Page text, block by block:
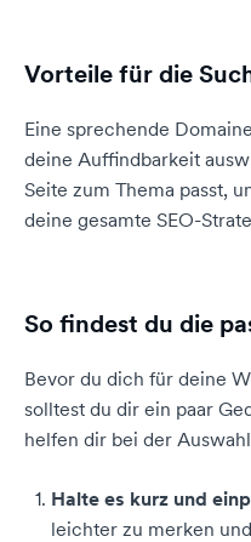
Vorteile für die
Eine sprechende
deine Auffindbarkeit
Seite zum Thema passt,
deine gesamte SEO-
So findest du die
Bevor du dich für deine
solltest du dir ein paar
helfen dir bei der
Halte es kurz und
leichter zu merken